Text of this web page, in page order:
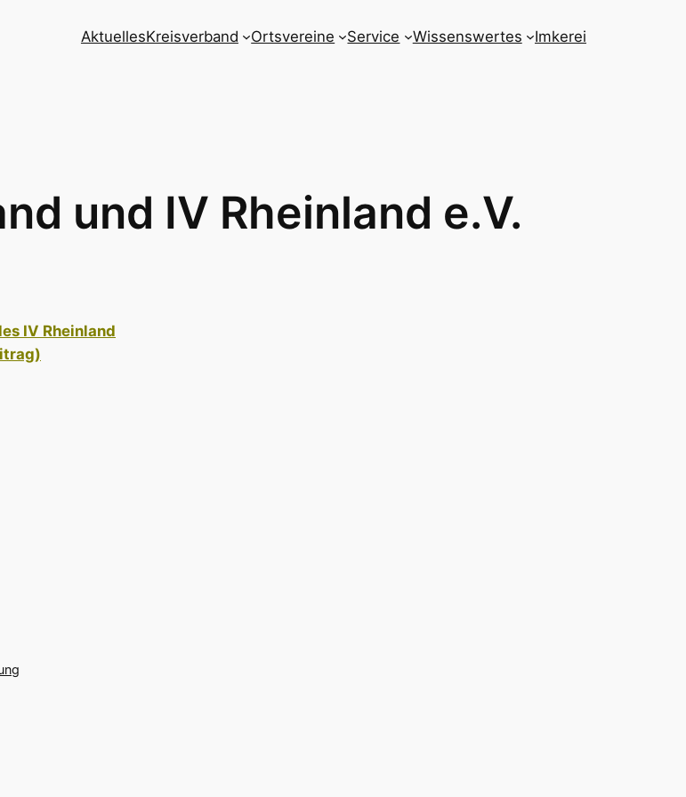
AktuellesKreisverband Ortsvereine Service Wissenswertes Imkerei
und IV Rheinland e.V.
IV Rheinland